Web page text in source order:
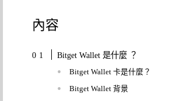
內容
Bitget Wallet 是什麼 ？
Bitget Wallet 卡是什麼？
Bitget Wallet 背景